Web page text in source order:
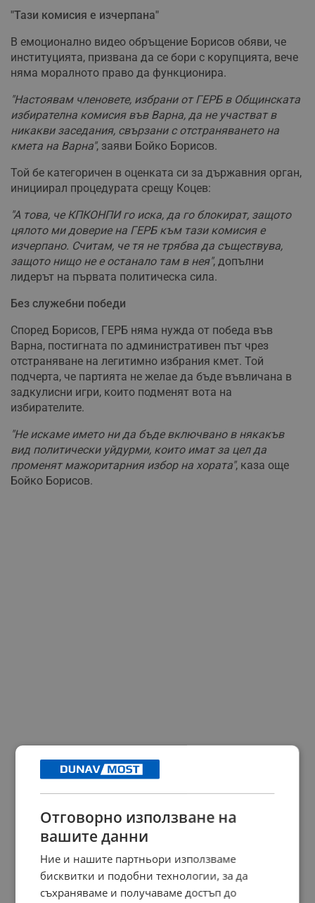
"Тази комисия е изчерпана"
В емоционално видео обръщение Борисов обяви, че
институцията, призвана да се бори с корупцията, вече
няма моралното право да функционира.
"Настоявам членовете, избрани от ГЕРБ в Общинската
избирателна комисия във Варна, да не участват в
никакви заседания, свързани с отстраняването на
кмета на Варна", заяви Бойко Борисов.
Той бе категоричен в оценката си за държавния орган,
инициирал процедурата срещу Коцев:
"А това, че КПКОНПИ го иска, да го блокират, защото
цялото ми доверие на ГЕРБ към тази комисия е
изчерпано. Считам, че тя не трябва да съществува,
защото нищо не е останало там в нея", допълни
лидерът на първата политическа сила.
Без служебни победи
Според Борисов, ГЕРБ няма нужда от победа във
Варна, постигната по административен път чрез
отстраняване на легитимно избрания кмет. Той
подчерта, че партията не желае да бъде въвличана в
задкулисни игри, които подменят вота на
избирателите.
"Не искаме името ни да бъде включвано в някакъв
вид политически уйдурми, които имат за цел да
променят мажоритарния избор на хората", каза още
Бойко Борисов.
Отговорно използване на
вашите данни
Ние и нашите партньори използваме
бисквитки и подобни технологии, за да
съхраняваме и получаваме достъп до